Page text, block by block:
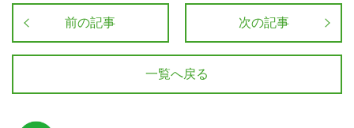
前の記事 次の記事
一覧へ戻る